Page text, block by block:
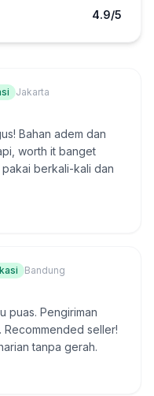
4.9/5
Jakarta
Bahan adem dan
worth it banget
berkali-kali dan
Bandung
puas. Pengiriman
seller!
tanpa gerah.